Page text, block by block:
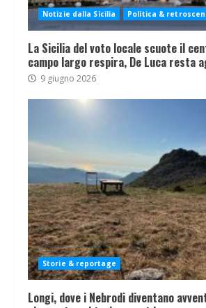
Notizie dalla Sicilia Politica &
La Sicilia del voto locale scuote il
campo largo respira, De Luca resta
9 giugno 2026
Storie & reportage
Longi, dove i Nebrodi diventano